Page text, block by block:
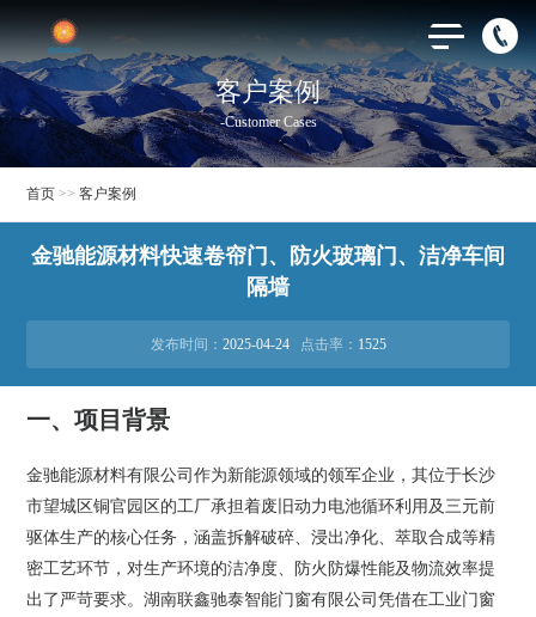
客户案例
-Customer Cases
首页 >>客户案例
金驰能源材料快速卷帘门、防火玻璃门、洁净车间
隔墙
发布时间： 2025-04-24 点击率： 1525
一、项目背景
金驰能源材料有限公司作为新能源领域的领军企业，其位于长沙
市望城区铜官园区的工厂承担着废旧动力电池循环利用及三元前
驱体生产的核心任务，涵盖拆解破碎、浸出净化、萃取合成等精
密工艺环节，对生产环境的洁净度、防火防爆性能及物流效率提
出了严苛要求。湖南联鑫驰泰智能门窗有限公司凭借在工业门窗